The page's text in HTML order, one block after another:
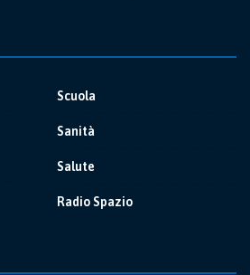
Scuola
Sanità
Salute
Radio Spazio